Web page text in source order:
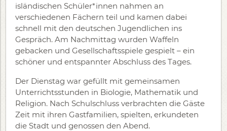
isländischen Schüler*innen nahmen an
verschiedenen Fächern teil und kamen dabei
schnell mit den deutschen Jugendlichen ins
Gespräch. Am Nachmittag wurden Waffeln
gebacken und Gesellschaftsspiele gespielt – ein
schöner und entspannter Abschluss des Tages.
Der Dienstag war gefüllt mit gemeinsamen
Unterrichtsstunden in Biologie, Mathematik und
Religion. Nach Schulschluss verbrachten die Gäste
Zeit mit ihren Gastfamilien, spielten, erkundeten
die Stadt und genossen den Abend.